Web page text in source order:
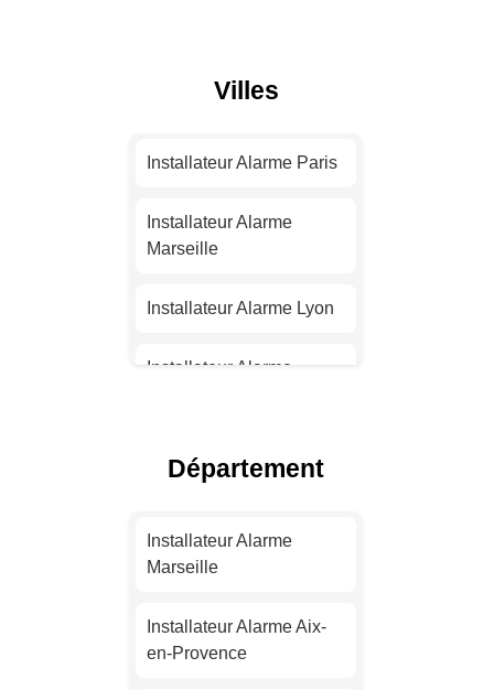
Villes
Installateur Alarme Paris
Installateur Alarme
Marseille
Installateur Alarme Lyon
Installateur Alarme
Installateur Alarme Nice
Nantes
Strasbourg
Département
Installateur Alarme
Marseille
Installateur Alarme Aix-
en-Provence